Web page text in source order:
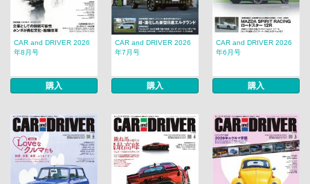
CAR and DRIVER 2026
年8月号
購入
CAR and DRIVER 2026
年7月号
購入
CAR and DRIVER 2026
年6月号
購入